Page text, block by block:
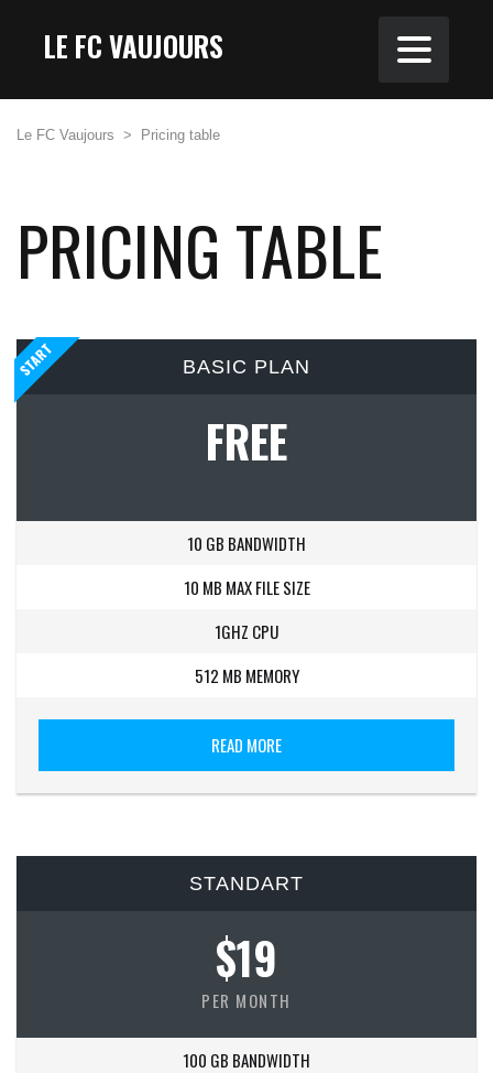
LE FC VAUJOURS
Le FC Vaujours > Pricing table
PRICING TABLE
START BASIC PLAN
FREE
10 GB BANDWIDTH
10 MB MAX FILE SIZE
1GHZ CPU
512 MB MEMORY
READ MORE
STANDART
$19
PER MONTH
100 GB BANDWIDTH